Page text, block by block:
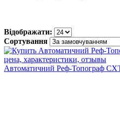
Відображати:
Сортування
Автоматичний Реф-Топограф